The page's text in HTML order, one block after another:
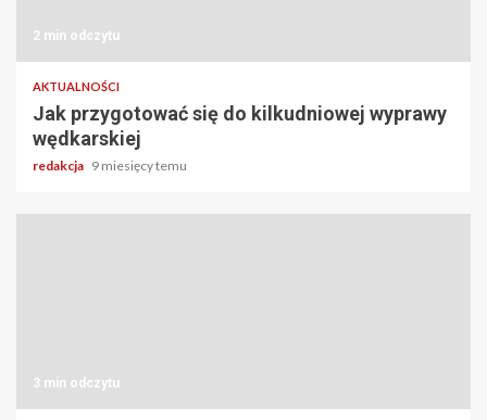
2 min odczytu
AKTUALNOŚCI
Jak przygotować się do kilkudniowej wyprawy
wędkarskiej
redakcja 9 miesięcy temu
3 min odczytu